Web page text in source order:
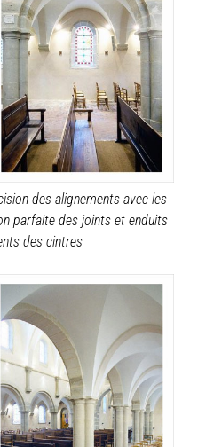
des alignements avec les
parfaite des joints et enduits
des cintres